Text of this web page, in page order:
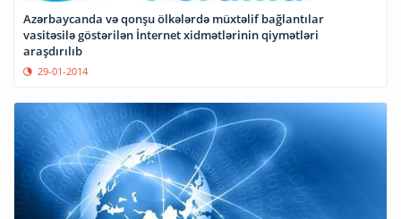
Azərbaycanda və qonşu ölkələrdə müxtəlif bağlantılar
vasitəsilə göstərilən İnternet xidmətlərinin qiymətləri
araşdırılıb
29-01-2014